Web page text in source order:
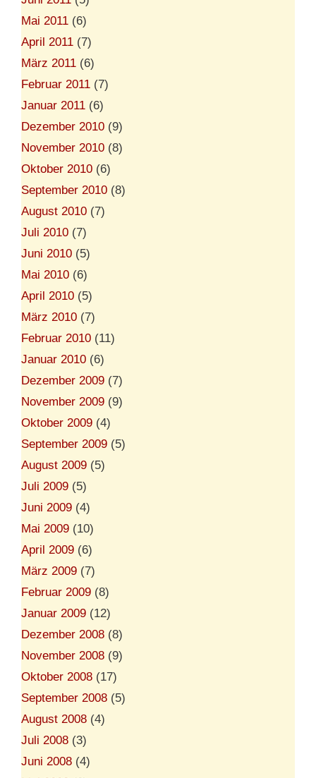
Mai 2011 (6)
April 2011 (7)
März 2011 (6)
Februar 2011 (7)
Januar 2011 (6)
Dezember 2010 (9)
November 2010 (8)
Oktober 2010 (6)
September 2010 (8)
August 2010 (7)
Juli 2010 (7)
Juni 2010 (5)
Mai 2010 (6)
April 2010 (5)
März 2010 (7)
Februar 2010 (11)
Januar 2010 (6)
Dezember 2009 (7)
November 2009 (9)
Oktober 2009 (4)
September 2009 (5)
August 2009 (5)
Juli 2009 (5)
Juni 2009 (4)
Mai 2009 (10)
April 2009 (6)
März 2009 (7)
Februar 2009 (8)
Januar 2009 (12)
Dezember 2008 (8)
November 2008 (9)
Oktober 2008 (17)
September 2008 (5)
August 2008 (4)
Juli 2008 (3)
Juni 2008 (4)